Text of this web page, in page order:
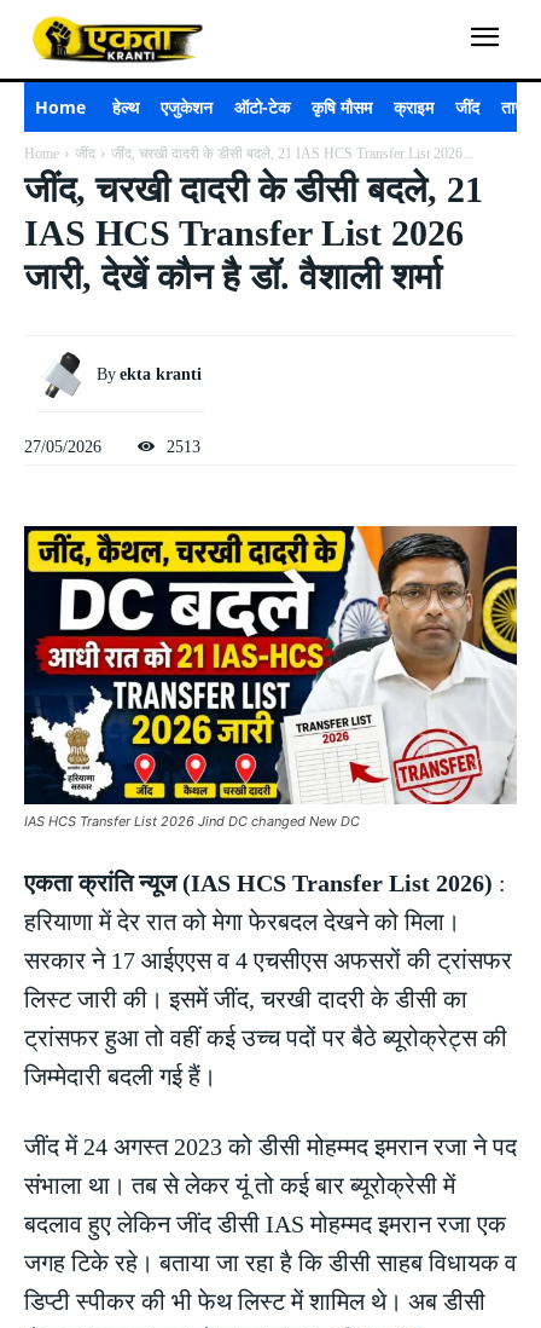
Home हेल्थ एजुकेशन ऑटो-टेक कृषि मौसम क्राइम जींद ताजा
Home जींद जींद, चरखी दादरी के डीसी बदले, 21 IAS HCS Transfer List 2026...
जींद, चरखी दादरी के डीसी बदले, 21
IAS HCS Transfer List 2026
जारी, देखें कौन है डॉ. वैशाली शर्मा
By ekta kranti
27/05/2026 2513
IAS HCS Transfer List 2026 Jind DC changed New DC
एकता क्रांति न्यूज (IAS HCS Transfer List 2026) :
हरियाणा में देर रात को मेगा फेरबदल देखने को मिला।
सरकार ने 17 आईएएस व 4 एचसीएस अफसरों की ट्रांसफर
लिस्ट जारी की। इसमें जींद, चरखी दादरी के डीसी का
ट्रांसफर हुआ तो वहीं कई उच्च पदों पर बैठे ब्यूरोक्रेट्स की
जिम्मेदारी बदली गई हैं।
जींद में 24 अगस्त 2023 को डीसी मोहम्मद इमरान रजा ने पद
संभाला था। तब से लेकर यूं तो कई बार ब्यूरोक्रेसी में
बदलाव हुए लेकिन जींद डीसी IAS मोहम्मद इमरान रजा एक
जगह टिके रहे। बताया जा रहा है कि डीसी साहब विधायक व
डिप्टी स्पीकर की भी फेथ लिस्ट में शामिल थे। अब डीसी